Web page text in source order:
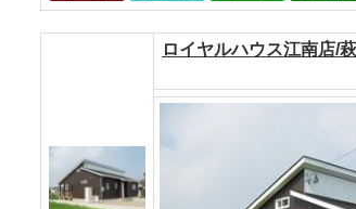
ロイヤルハウス江南店/